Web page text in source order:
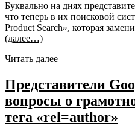
Буквально на днях
что теперь в их поисковой
Product Search», которая
(далее…)
Читать далее
Представители
вопросы о
тега «rel=author»